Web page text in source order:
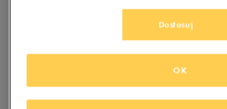
99,99zł-25%(cena bezpośrednio przed promocją)
(najniższa cena z 30 dni przed obniżką)
Dostosuj
OK